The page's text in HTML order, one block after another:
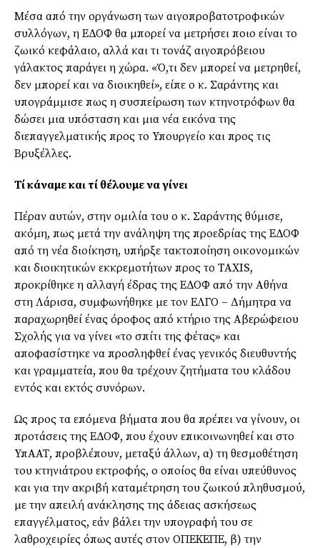
Μέσα από την οργάνωση των αιγοπροβατοτροφικών
συλλόγων, η ΕΔΟΦ θα μπορεί να μετρήσει ποιο είναι το
ζωικό κεφάλαιο, αλλά και τι τονάζ αιγοπρόβειου
γάλακτος παράγει η χώρα. «Ό,τι δεν μπορεί να μετρηθεί,
δεν μπορεί και να διοικηθεί», είπε ο κ. Σαράντης και
υπογράμμισε πως η συσπείρωση των κτηνοτρόφων θα
δώσει μια υπόσταση και μια νέα εικόνα της
διεπαγγελματικής προς το Υπουργείο και προς τις
Βρυξέλλες.
Τί κάναμε και τί θέλουμε να γίνει
Πέραν αυτών, στην ομιλία του ο κ. Σαράντης θύμισε,
ακόμη, πως μετά την ανάληψη της προεδρίας της ΕΔΟΦ
από τη νέα διοίκηση, υπήρξε τακτοποίηση οικονομικών
και διοικητικών εκκρεμοτήτων προς το TAXIS,
προκρίθηκε η αλλαγή έδρας της ΕΔΟΦ από την Αθήνα
στη Λάρισα, συμφωνήθηκε με τον ΕΛΓΟ – Δήμητρα να
παραχωρηθεί ένας όροφος από κτήριο της Αβερώφειου
Σχολής για να γίνει «το σπίτι της φέτας» και
αποφασίστηκε να προσληφθεί ένας γενικός διευθυντής
και γραμματεία, που θα τρέχουν ζητήματα του κλάδου
εντός και εκτός συνόρων.
Ως προς τα επόμενα βήματα που θα πρέπει να γίνουν, οι
προτάσεις της ΕΔΟΦ, που έχουν επικοινωνηθεί και στο
ΥπΑΑΤ, προβλέπουν, μεταξύ άλλων, α) τη θεσμοθέτηση
του κτηνιάτρου εκτροφής, ο οποίος θα είναι υπεύθυνος
και για την ακριβή καταμέτρηση του ζωικού πληθυσμού,
με την απειλή ανάκλησης της άδειας ασκήσεως
επαγγέλματος, εάν βάλει την υπογραφή του σε
λαθροχειρίες όπως αυτές στον ΟΠΕΚΕΠΕ, β) την